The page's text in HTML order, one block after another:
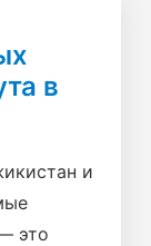
в
и
это